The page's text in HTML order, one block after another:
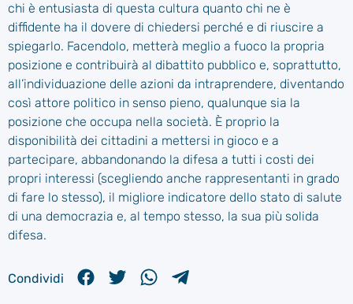
chi è entusiasta di questa cultura quanto chi ne è
diffidente ha il dovere di chiedersi perché e di riuscire a
spiegarlo. Facendolo, metterà meglio a fuoco la propria
posizione e contribuirà al dibattito pubblico e, soprattutto,
all’individuazione delle azioni da intraprendere, diventando
così attore politico in senso pieno, qualunque sia la
posizione che occupa nella società. È proprio la
disponibilità dei cittadini a mettersi in gioco e a
partecipare, abbandonando la difesa a tutti i costi dei
propri interessi (scegliendo anche rappresentanti in grado
di fare lo stesso), il migliore indicatore dello stato di salute
di una democrazia e, al tempo stesso, la sua più solida
difesa.
Condividi